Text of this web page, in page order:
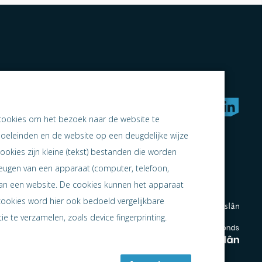
naar samen ondernemen
om het bezoek naar de website te
en de website op een deugdelijke wijze
zijn kleine (tekst) bestanden die worden
van een apparaat (computer, telefoon,
een website. De cookies kunnen het apparaat
word hier ook bedoeld vergelijkbare
te verzamelen, zoals device fingerprinting.